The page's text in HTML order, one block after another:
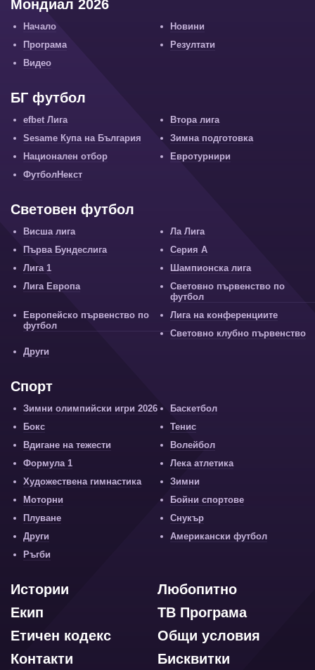
Мондиал 2026
Начало
Новини
Програма
Резултати
Видео
БГ футбол
efbet Лига
Втора лига
Sesame Купа на България
Зимна подготовка
Национален отбор
Евротурнири
ФутболНекст
Световен футбол
Висша лига
Ла Лига
Първа Бундеслига
Серия А
Лига 1
Шампионска лига
Лига Европа
Световно първенство по
футбол
Европейско първенство по
футбол
Лига на конференциите
Световно клубно първенство
Други
Спорт
Зимни олимпийски игри 2026
Баскетбол
Бокс
Тенис
Вдигане на тежести
Волейбол
Формула 1
Лека атлетика
Художествена гимнастика
Зимни
Моторни
Бойни спортове
Плуване
Снукър
Други
Американски футбол
Ръгби
Любопитно
Истории
ТВ Програма
Екип
Общи условия
Етичен кодекс
Бисквитки
Контакти